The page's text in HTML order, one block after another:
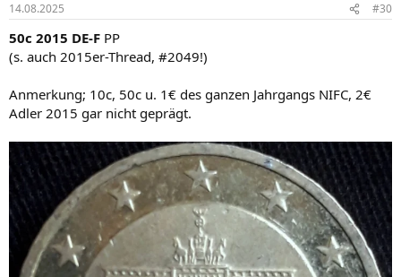
e
:
14.08.2025 #30
50c 2015 DE-F PP
(s. auch 2015er-Thread, #2049!)
Anmerkung; 10c, 50c u. 1€ des ganzen Jahrgangs NIFC, 2€
Adler 2015 gar nicht geprägt.